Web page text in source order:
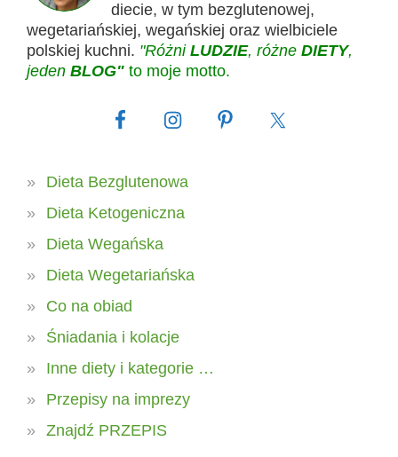
diecie, w tym bezglutenowej,
wegetariańskiej, wegańskiej oraz wielbiciele
polskiej kuchni. "Różni LUDZIE, różne DIETY,
jeden BLOG" to moje motto.
Dieta Bezglutenowa
Dieta Ketogeniczna
Dieta Wegańska
Dieta Wegetariańska
Co na obiad
Śniadania i kolacje
Inne diety i kategorie …
Przepisy na imprezy
Znajdź PRZEPIS